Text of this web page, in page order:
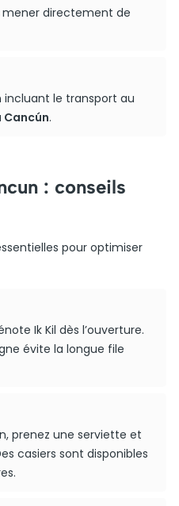
directement de
incluant le transport au
.
: conseils
pour optimiser
Ik Kil dès l’ouverture.
évite la longue file
prenez une serviette et
casiers sont disponibles